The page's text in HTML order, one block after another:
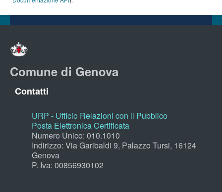
Comune di Genova
Contatti
URP - Ufficio Relazioni con il Pubblico
Posta Elettronica Certificata
Numero Unico: 010.1010
Indirizzo: Via Garibaldi 9, Palazzo Tursi, 16124
Genova
P. Iva: 00856930102